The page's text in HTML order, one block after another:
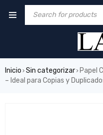
Inicio › Sin categorizar› Papel
– Ideal para Copias y